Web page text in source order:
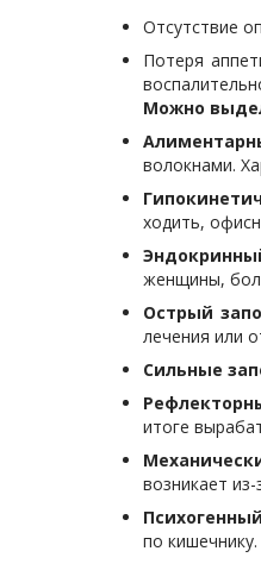
Отсутствие
Потеря
Можно
волокнами.
ходить,
женщины,
Острый
лечения или
Сильные
итоге
возникает
по кишечнику.